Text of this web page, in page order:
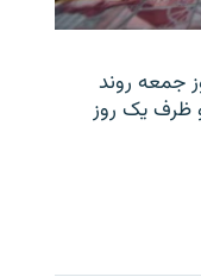
جمعه روند
و ظرف یک روز